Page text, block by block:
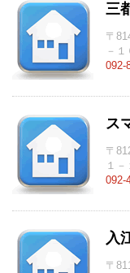
三
〒
－１
092-
ス
〒
１
092-
入
〒